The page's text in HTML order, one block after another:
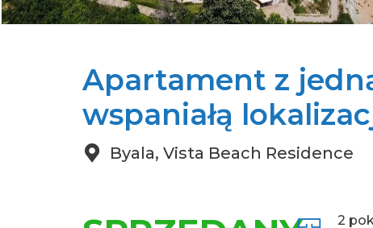
Apartament z
wspaniałą
Byala, Vista Beach Residence
2